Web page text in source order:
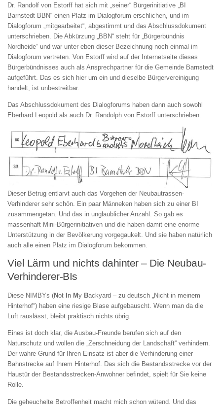
Dr. Randolf von Estorff hat sich mit „seiner“ Bürgerinitiative „BI
Barnstedt BBN“ einen Platz im Dialogforum erschlichen, und im
Dialogforum „mitgearbeitet“, abgestimmt und das Abschlussdokument
unterschrieben. Die Abkürzung „BBN“ steht für „Bürgerbündnis
Nordheide“ und war unter eben dieser Bezeichnung noch einmal im
Dialogforum vertreten. Von Estorff wird auf der Internetseite dieses
Bürgerbündnisses auch als Ansprechpartner für die Gemeinde Barnstedt
aufgeführt. Das es sich hier um ein und dieselbe Bürgervereinigung
handelt, ist unbestreitbar.
Das Abschlussdokument des Dialogforums haben dann auch sowohl
Eberhard Leopold als auch Dr. Randolph von Estorff unterschrieben.
Dieser Betrug entlarvt auch das Vorgehen der Neubautrassen-
Verhinderer sehr schön. Ein paar Männeken haben sich zu einer BI
zusammengetan. Und das in unglaublicher Anzahl. So gab es
massenhaft Mini-Bürgerinitiativen und die haben damit eine enorme
Unterstützung in der Bevölkerung vorgegaukelt. Und sie haben natürlich
auch alle einen Platz im Dialogforum bekommen.
Viel Lärm und nichts dahinter – Die Neubau-
Verhinderer-BIs
Diese NIMBYs (Not n My Backyard – zu deutsch „Nicht in meinem
Hinterhof“) haben eine riesige Blase aufgebauscht. Wenn man da die
Luft rauslässt, bleibt praktisch nichts übrig.
Eines ist doch klar, die Ausbau-Freunde berufen sich auf den
Naturschutz und wollen die „Zerschneidung der Landschaft“ verhindern.
Der wahre Grund für Ihren Einsatz ist aber die Verhinderung einer
Bahnstrecke auf Ihrem Hinterhof. Das sich die Bestandsstrecke vor der
Haustür der Bestandsstrecken-Anwohner befindet, spielt für Sie keine
Rolle.
Die geheuchelte Betroffenheit macht mich schon wütend. Und das